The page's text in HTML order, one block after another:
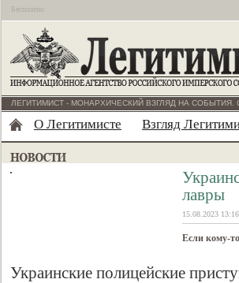
Бесплатно
ЛЕГИТИМИСТ - МОНАРХИЧЕСКИЙ ВЗГЛЯД НА СОБЫТИЯ.
О Легитимисте Взгляд
лавры
15.08.2023 13:16
Если кому-
Украинские полицейские